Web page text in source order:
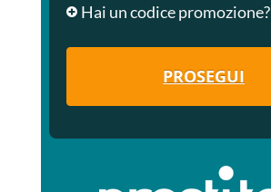
Hai un codice promozione?
PROSEGUI